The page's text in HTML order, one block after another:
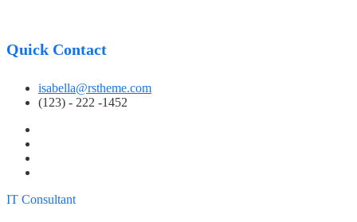
Quick Contact
isabella@rstheme.com
(123) - 222 -1452
IT Consultant